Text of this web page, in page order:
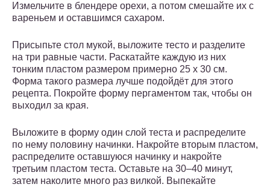
Измельчите в блендере орехи, а потом смешайте их с
вареньем и оставшимся сахаром.
Присыпьте стол мукой, выложите тесто и разделите
на три равные части. Раскатайте каждую из них
тонким пластом размером примерно 25 х 30 см.
Форма такого размера лучше подойдёт для этого
рецепта. Покройте форму пергаментом так, чтобы он
выходил за края.
Выложите в форму один слой теста и распределите
по нему половину начинки. Накройте вторым пластом,
распределите оставшуюся начинку и накройте
третьим пластом теста. Оставьте на 30–40 минут,
затем наколите много раз вилкой. Выпекайте